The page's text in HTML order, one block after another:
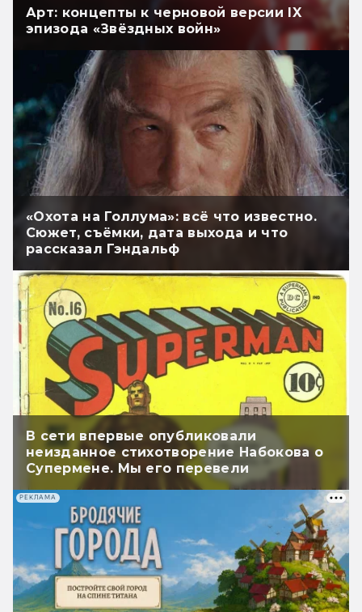
Арт: концепты к черновой версии IX
эпизода «Звёздных войн»
«Охота на Голлума»: всё что известно.
Сюжет, съёмки, дата выхода и что
рассказал Гэндальф
В сети впервые опубликовали
неизданное стихотворение Набокова о
Супермене. Мы его перевели
РЕКЛАМА